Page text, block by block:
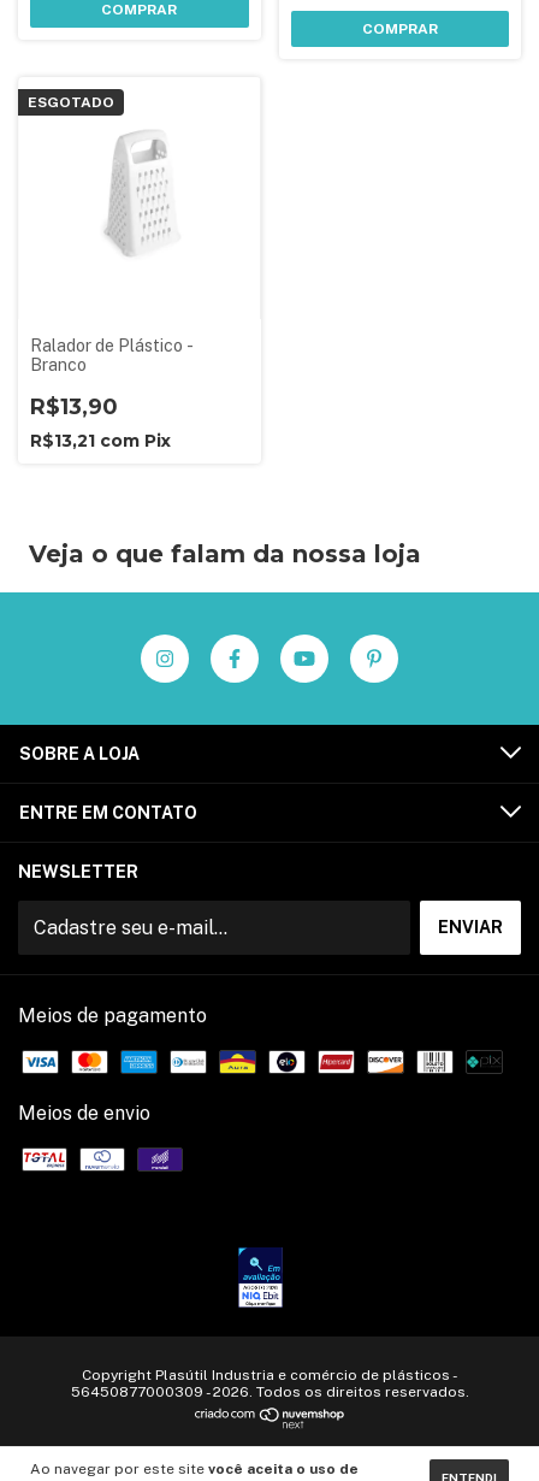
Ao navegar por este site você aceita o uso de
ENTENDI
COMPRAR
COMPRAR
ESGOTADO
Ralador de Plástico -
Branco
R$13,90
R$13,21 com Pix
Veja o que falam da nossa loja
SOBRE A LOJA
ENTRE EM CONTATO
NEWSLETTER
Meios de pagamento
Meios de envio
Copyright Plasútil Industria e comércio de plásticos -
56450877000309 - 2026. Todos os direitos reservados.